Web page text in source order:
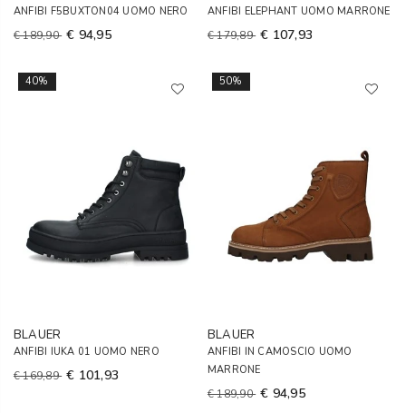
ANFIBI F5BUXTON04 UOMO NERO
€ 189,90 € 94,95
ANFIBI ELEPHANT UOMO MARRONE
€ 179,89 € 107,93
40%
BLAUER
ANFIBI IUKA 01 UOMO NERO
€ 169,89 € 101,93
50%
BLAUER
ANFIBI IN CAMOSCIO UOMO
MARRONE
€ 189,90 € 94,95